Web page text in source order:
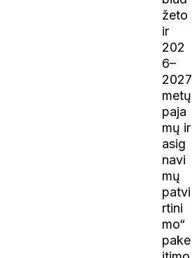
žeto
ir
202
6–
2027
metų
paja
mų ir
asig
navi
mų
patvi
rtini
mo“
pake